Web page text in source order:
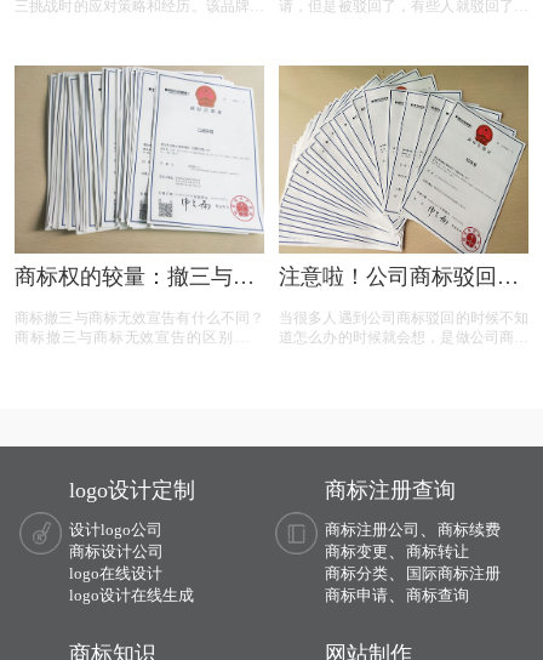
三挑战时的应对策略和经历。该品牌遭
据，品牌在复审中取得胜利，维护了商
标权益。文章概述了商标撤三定义、答
辩、复审流程，以及如何通过有效的证
据和专业策略来保护商标不被撤销。
请，但是被驳回了，有些人就驳回了就
来就想要做些什么来增加这个商标的通
过率，这样的话就有商标复审这一流
商标权的较量：撤三与无
对？
商标撤三与商标无效宣告有什么不同？
商标撤三与商标无效宣告的区别在哪
注意啦！公司商标驳回复
当很多人遇到公司商标驳回的时候不知
道怎么办的时候就会想，是做公司商标
logo设计定制
设计logo公司
商标设计公司
logo在线设计
logo设计在线生成
商标注册查询
商标注册公司
商标续费
商标变更
商标转让
商标分类、
国际商标注册
商标申请、 商标查询
商标知识 网站制作